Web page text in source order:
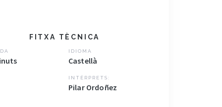
FITXA TÈCNICA
IDIOMA
Castellà
INTÈRPRETS:
Pilar Ordoñez